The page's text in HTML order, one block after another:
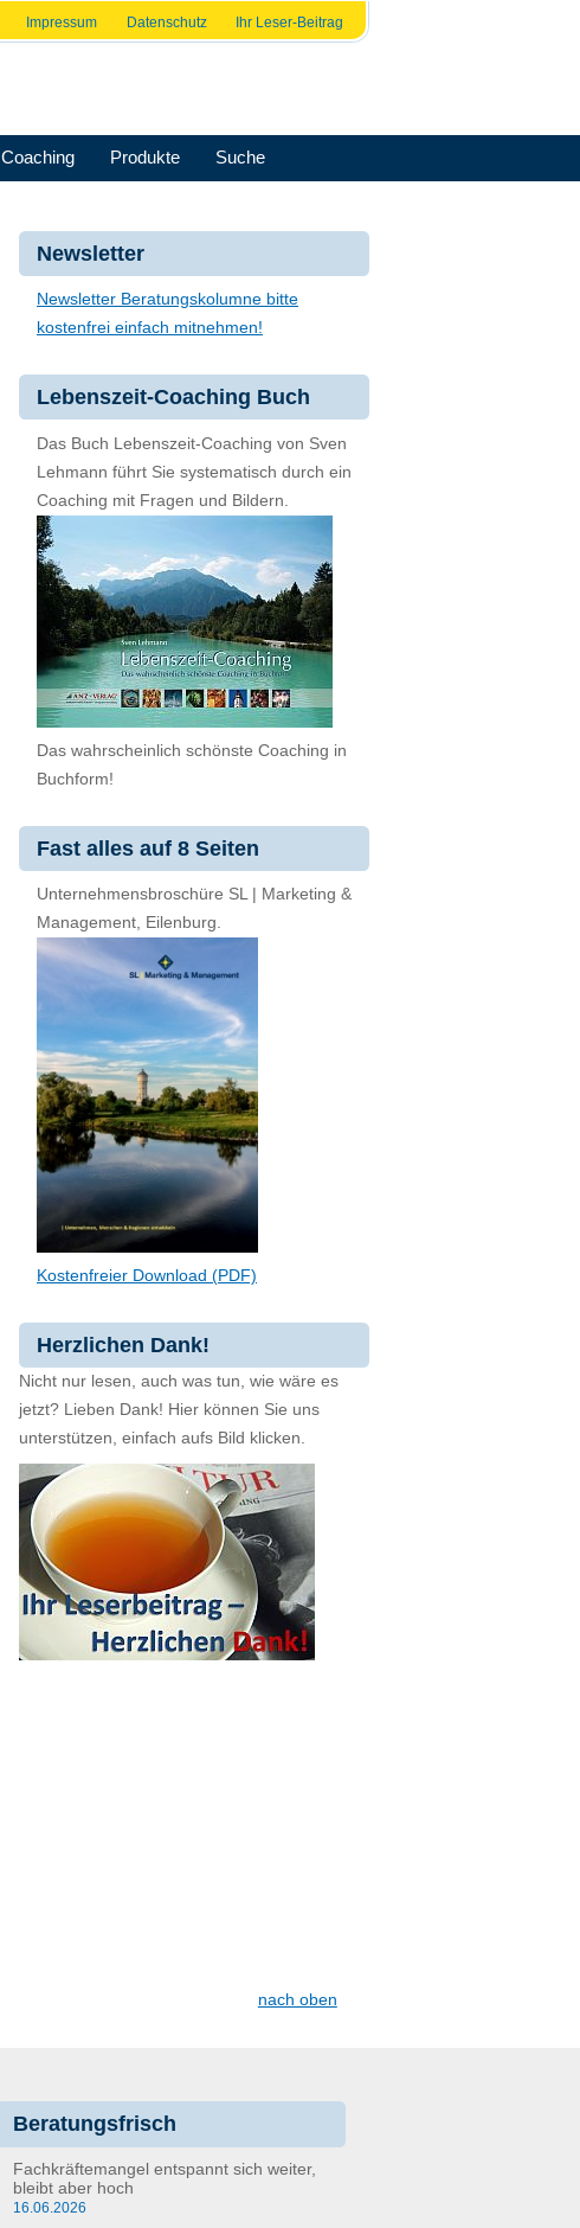
Impressum Datenschutz Ihr Leser-Beitrag
Coaching Produkte Suche
Newsletter
Newsletter Beratungskolumne bitte
kostenfrei einfach mitnehmen!
Lebenszeit-Coaching Buch
Das Buch Lebenszeit-Coaching von Sven
Lehmann führt Sie systematisch durch ein
Coaching mit Fragen und Bildern.
Das wahrscheinlich schönste Coaching in
Buchform!
Fast alles auf 8 Seiten
Unternehmensbroschüre SL | Marketing &
Management, Eilenburg.
Kostenfreier Download (PDF)
Herzlichen Dank!
Nicht nur lesen, auch was tun, wie wäre es
jetzt? Lieben Dank! Hier können Sie uns
unterstützen, einfach aufs Bild klicken.
nach oben
Beratungsfrisch
Fachkräftemangel entspannt sich weiter,
bleibt aber hoch
16.06.2026